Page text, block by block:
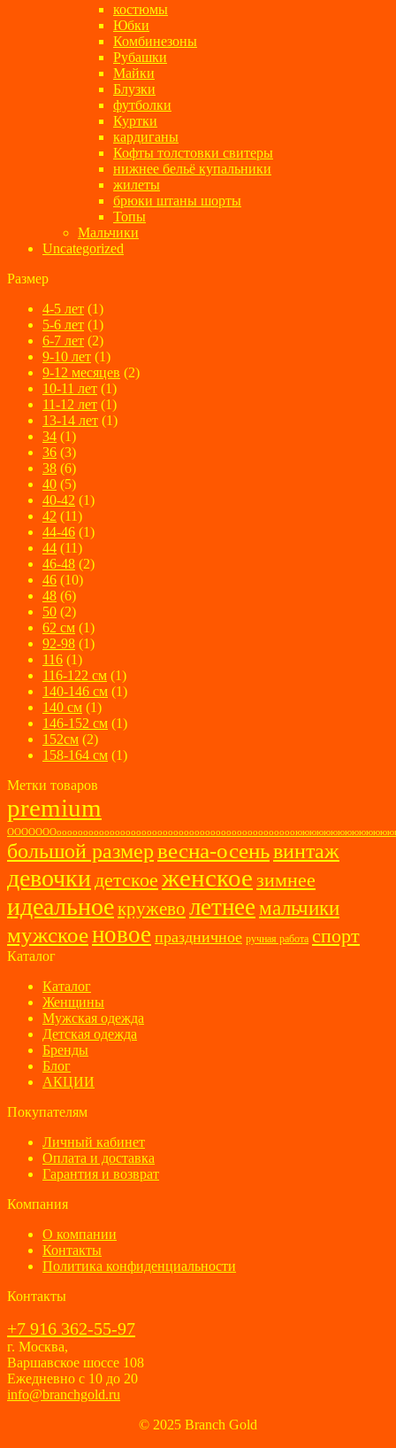
костюмы
Юбки
Комбинезоны
Рубашки
Майки
Блузки
футболки
Куртки
кардиганы
Кофты толстовки свитеры
нижнее бельё купальники
жилеты
брюки штаны шорты
Топы
Мальчики
Uncategorized
Размер
4-5 лет (1)
5-6 лет (1)
6-7 лет (2)
9-10 лет (1)
9-12 месяцев (2)
10-11 лет (1)
11-12 лет (1)
13-14 лет (1)
34 (1)
36 (3)
38 (6)
40 (5)
40-42 (1)
42 (11)
44-46 (1)
44 (11)
46-48 (2)
46 (10)
48 (6)
50 (2)
62 см (1)
92-98 (1)
116 (1)
116-122 см (1)
140-146 см (1)
140 см (1)
146-152 см (1)
152см (2)
158-164 см (1)
Метки товаров
premium
большой размервесна-осеньвинтаж
девочки детское женское зимнее
идеальноекружево летнее мальчики
мужскоеновое праздничное ручная работа спорт
Каталог
Каталог
Женщины
Мужская одежда
Детская одежда
Бренды
Блог
АКЦИИ
Покупателям
Личный кабинет
Оплата и доставка
Гарантия и возврат
Компания
О компании
Контакты
Политика конфиденциальности
Контакты
+7 916 362-55-97
г. Москва,
Варшавское шоссе 108
Ежедневно с 10 до 20
info@branchgold.ru
© 2025 Branch Gold